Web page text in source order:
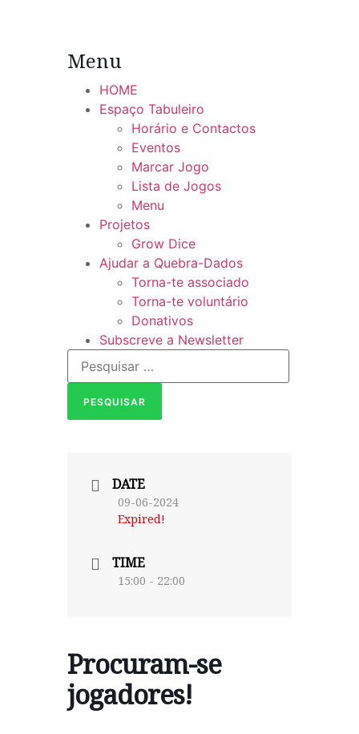
Menu
HOME
Espaço Tabuleiro
Horário e Contactos
Eventos
Marcar Jogo
Lista de Jogos
Menu
Projetos
Grow Dice
Ajudar a Quebra-Dados
Torna-te associado
Torna-te voluntário
Donativos
Subscreve a Newsletter
DATE
09-06-2024
Expired!
TIME
15:00 - 22:00
Procuram-se
jogadores!